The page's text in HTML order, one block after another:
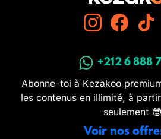
+212 6 888
Abonne-toi à Kezakoo
les contenus en illimité, à
seulement 😎
Voir nos